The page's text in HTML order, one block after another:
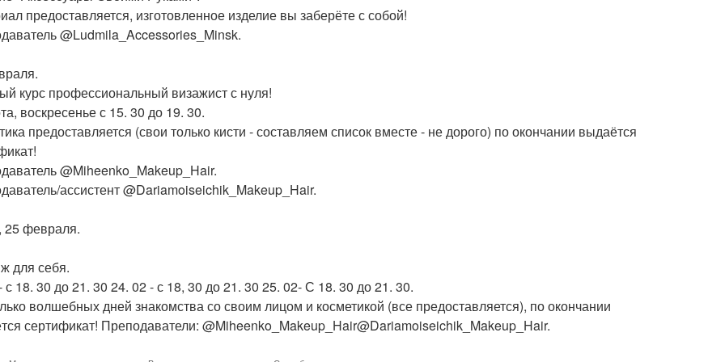
предоставляется, изготовленное изделие вы заберёте с собой!
@Ludmila_Accessories_Minsk.
курс профессиональный визажист с нуля!
воскресенье с 15. 30 до 19. 30.
предоставляется (свои только кисти - составляем список вместе - не дорого) по окончании выдаётся
@Miheenko_Makeup_Hair.
ассистент @Dariamoiseichik_Makeup_Hair.
25 февраля.
для себя.
с 18. 30 до 21. 30 24. 02 - с 18, 30 до 21. 30 25. 02- С 18. 30 до 21. 30.
волшебных дней знакомства со своим лицом и косметикой (все предоставляется), по окончании
сертификат! Преподаватели: @Miheenko_Makeup_Hair@Dariamoiseichik_Makeup_Hair.